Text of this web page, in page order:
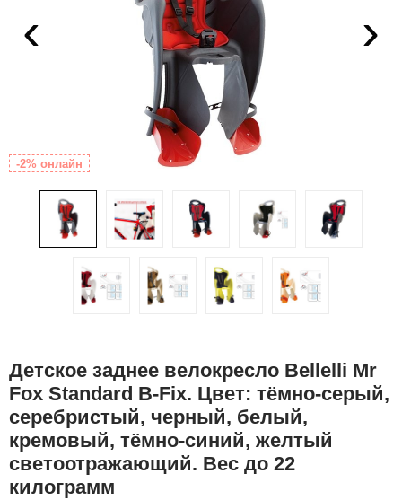
‹ ›
-2% онлайн
Детское заднее велокресло Bellelli Mr
Fox Standard B-Fix. Цвет: тёмно-серый,
серебристый, черный, белый,
кремовый, тёмно-синий, желтый
светоотражающий. Вес до 22
килограмм